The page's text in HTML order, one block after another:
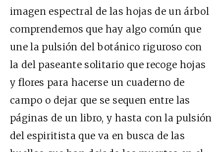
imagen espectral de las hojas de un árbol
comprendemos que hay algo común que
une la pulsión del botánico riguroso con
la del paseante solitario que recoge hojas
y flores para hacerse un cuaderno de
campo o dejar que se sequen entre las
páginas de un libro, y hasta con la pulsión
del espiritista que va en busca de las